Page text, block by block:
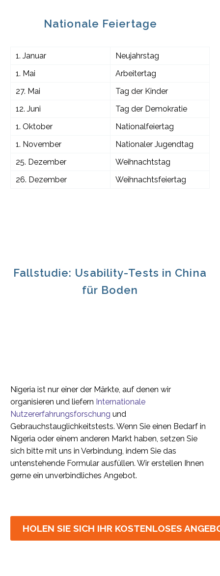
Nationale Feiertage
1. Januar
Neujahrstag
1. Mai
Arbeitertag
27. Mai
Tag der Kinder
12. Juni
Tag der Demokratie
1. Oktober
Nationalfeiertag
1. November
Nationaler Jugendtag
25. Dezember
Weihnachtstag
26. Dezember
Weihnachtsfeiertag
Fallstudie: Usability-Tests in China
für Boden
Nigeria ist nur einer der Märkte, auf denen wir
organisieren und liefern Internationale
Nutzererfahrungsforschung und
Gebrauchstauglichkeitstests. Wenn Sie einen Bedarf in
Nigeria oder einem anderen Markt haben, setzen Sie
sich bitte mit uns in Verbindung, indem Sie das
untenstehende Formular ausfüllen. Wir erstellen Ihnen
gerne ein unverbindliches Angebot.
HOLEN SIE SICH IHR KOSTENLOSES